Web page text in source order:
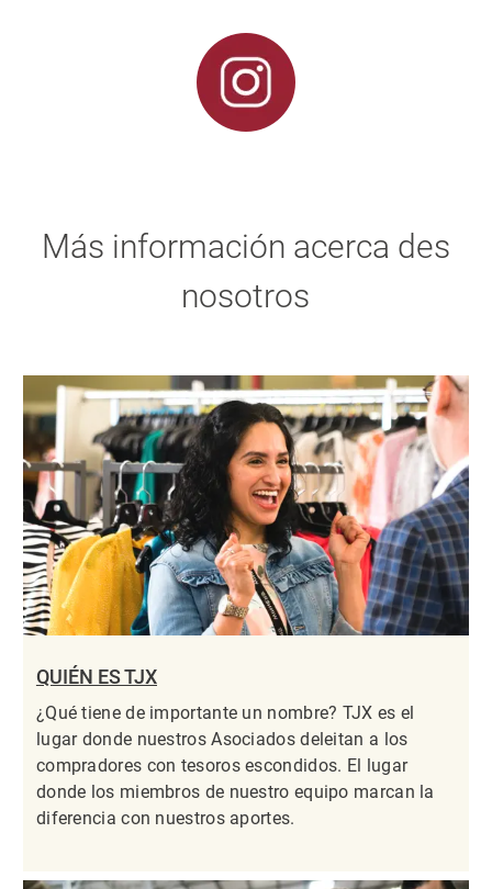
Más información acerca des
nosotros
QUIÉN ES TJX
¿Qué tiene de importante un nombre? TJX es el
lugar donde nuestros Asociados deleitan a los
compradores con tesoros escondidos. El lugar
donde los miembros de nuestro equipo marcan la
diferencia con nuestros aportes.